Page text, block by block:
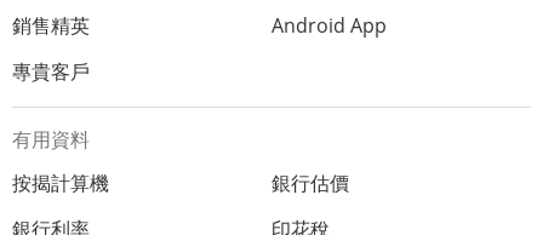
銷售精英
專貴客戶
Android App
有用資料
按揭計算機
銀行估價
銀行利率
印花稅